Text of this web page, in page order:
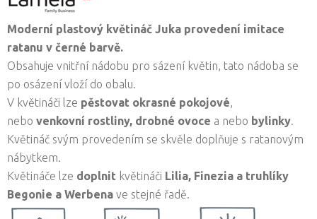
Moderní plastový květináč Juka provedení imitace
ratanu v černé barvě.
Obsahuje vnitřní nádobu pro sázení květin, tato nádoba se
po osázení vloží do obalu.
V květináči lze pěstovat okrasné pokojové,
nebo venkovní rostliny, drobné ovoce a nebo bylinky.
Květináč svým provedením se skvěle doplňuje s ratanovým
nábytkem.
Květináče lze doplnit květináči Lilia, Finezia a truhlíky
Begonie a Werbena ve stejné řadě.